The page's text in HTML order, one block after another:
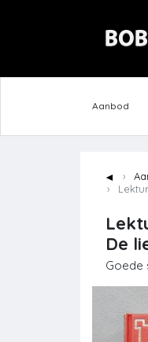
Aanbod
◄
De
Goede